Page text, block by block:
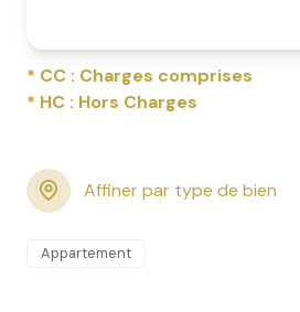
* CC : Charges comprises
* HC : Hors Charges
Affiner par type de bien
Appartement